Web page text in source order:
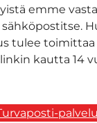
emme
tulee toimittaa
kautta 14
palvelu